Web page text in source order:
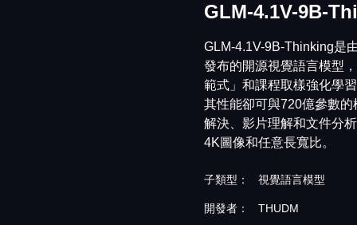
GLM-4.1V-9B-
GLM-4.1V-9B-Thinking是
發布的開源視覺語言模型
範式」和課程取樣強化學
其性能卻可與720億參數
解決、影片理解和文件分
4K圖像和任意長寬比。
子類型： 視覺語言模型
開發者： THUDM